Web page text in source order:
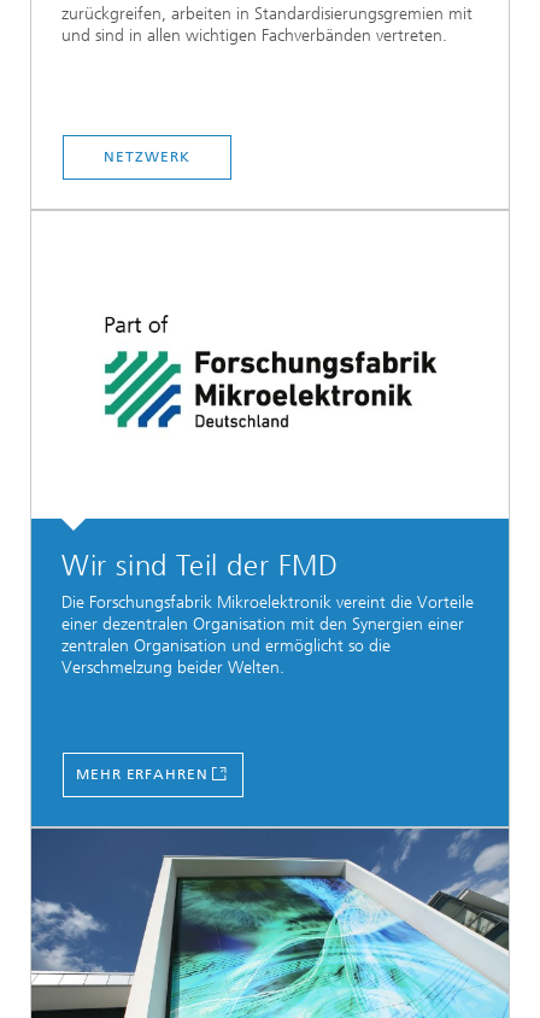
zurückgreifen, arbeiten in Standardisierungsgremien mit
und sind in allen wichtigen Fachverbänden vertreten.
NETZWERK
Wir sind Teil der FMD
Die Forschungsfabrik Mikroelektronik vereint die Vorteile
einer dezentralen Organisation mit den Synergien einer
zentralen Organisation und ermöglicht so die
Verschmelzung beider Welten.
MEHR ERFAHREN